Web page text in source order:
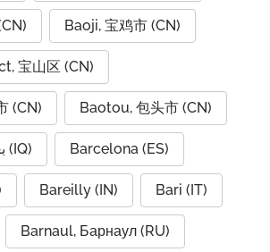
Baoji, 宝鸡市 (CN)
宝山区 (CN)
(CN) Baotou, 包头市 (CN)
Baqubah, بعقوبة (IQ) Barcelona (ES)
Bareilly (IN) Bari (IT)
Barnaul, Барнаул (RU)